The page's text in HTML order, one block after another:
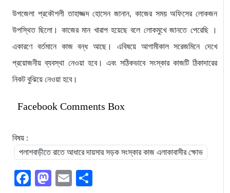
উপজেলা প্রকৌশলী তাহাজ্জদ হোসেন জানান, কাজের সময় অফিসের লোকজন
উপস্থিত ছিলো। কাজের মান খারাপ হয়েছে বলে লোকমুখে জানতে পেরেছি ।
একারণে বর্তমানে কাজ বন্ধ আছে। এবিষয়ে আগামীকাল সরেজমিনে দেখে
প্রয়োজনীয় ব্যবস্থা নেওয়া হবে। এবং সঠিকভাবে সংস্কার কাজটি ঠিকাদারের
নিকট বুঝিয়ে নেওয়া হবে।
Facebook Comments Box
বিষয় :
পলাশবাড়ীতে রাতে আধারে দায়সার সড়ক সংস্কার কাজ এলাকাবাসীর ক্ষোভ
Facebook
Mastodon
Email